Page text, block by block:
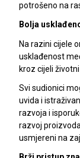
potrošeno na
Bolja
Na razini cijele
usklađenost
kroz cijeli
Svi sudionici
uvida i
razvoja i
razvoj
usmjereni na